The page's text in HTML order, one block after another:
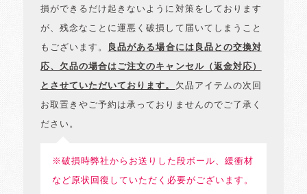
損ができるだけ起きないように対策をしております
が、残念なことに運悪く破損して届いてしまうこと
もございます。 良品がある場合には良品との交換対
応、欠品の場合はご注文のキャンセル（返金対応）
とさせていただいております。 欠品アイテムの次回
お取置きやご予約は承っておりませんのでご了承く
ださい。
※破損時弊社からお送りした段ボール、緩衝材
など原状回復していただく必要がございます。